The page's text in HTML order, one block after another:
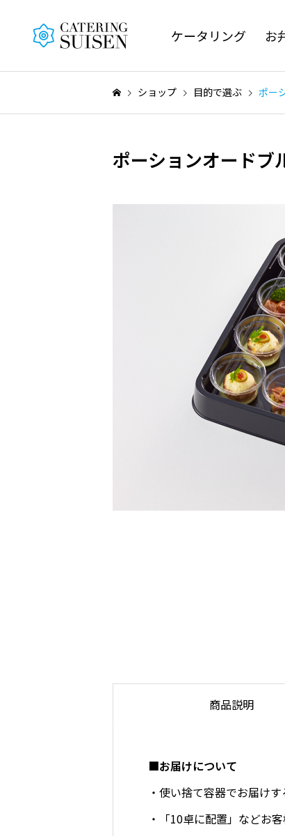
ケータリング お
ショップ 目的で選ぶ ポー
ポーションオード
商品説明
■お届けについて
・使い捨て容器でお届け
・「10卓に配置」などお